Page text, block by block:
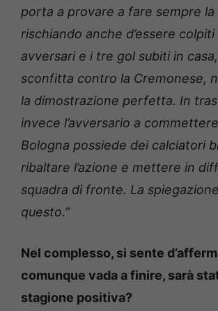
porta a provare a fare sempre
rischiando anche d’essere colpiti
avversari e i tre gol subiti in
sconfitta contro la Cremonese,
la dimostrazione perfetta. In
invece l’avversario a
Bologna possiede dei calciatori
ribaltare l’azione e mettere in
squadra di fronte. La
questo.”
Nel complesso, si sente
comunque vada a finire, sarà
stagione positiva?